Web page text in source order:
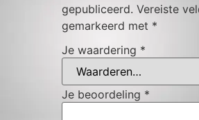
gepubliceerd. Vereiste
gemarkeerd met *
Je waardering *
Je beoordeling *